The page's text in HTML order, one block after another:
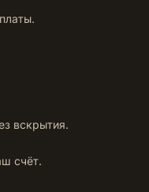
вскрытия.
счёт.